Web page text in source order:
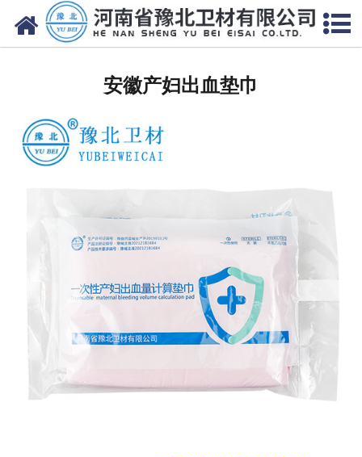
网站首页
安徽医用口罩帽
安徽医用包类
安徽医用手套
安徽医用鞋套
安徽产妇出血垫巾